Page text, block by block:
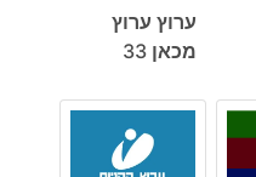
ערוץ ערוץ
מכאן 33